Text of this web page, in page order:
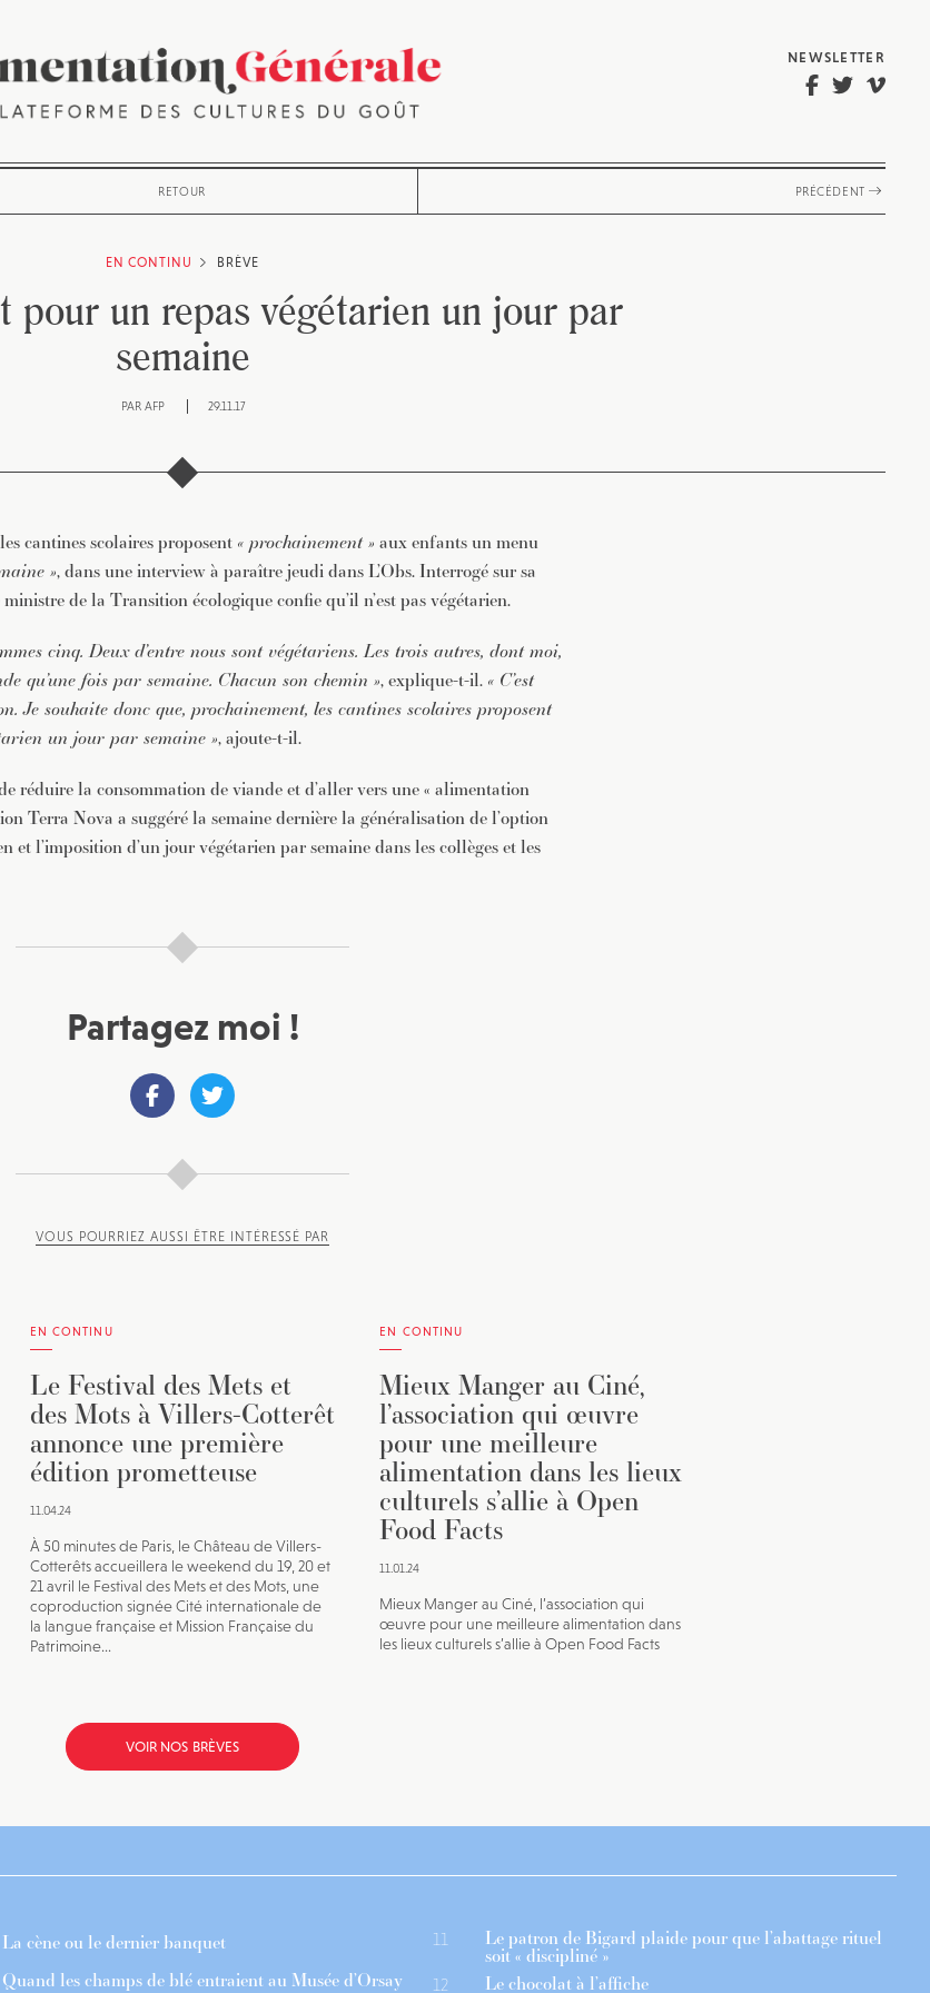
NEWSLETTER
RETOUR PRÉCÉDENT
EN CONTINU BRÈVE
pour un repas végétarien un jour par
semaine
PAR AFP 29.11.17
cantines scolaires proposent « prochainement » aux enfants un menu
», dans une interview à paraître jeudi dans L’Obs. Interrogé sur sa
de la Transition écologique confie qu’il n’est pas végétarien.
cinq. Deux d’entre nous sont végétariens. Les trois autres, dont moi,
qu’une fois par semaine. Chacun son chemin », explique-t-il. « C’est
Je souhaite donc que, prochainement, les cantines scolaires proposent
un jour par semaine », ajoute-t-il.
réduire la consommation de viande et d’aller vers une « alimentation
Terra Nova a suggéré la semaine dernière la généralisation de l’option
et l’imposition d’un jour végétarien par semaine dans les collèges et les
Partagez moi !
VOUS POURRIEZ AUSSI ÊTRE INTÉRESSÉ PAR
EN CONTINU
Le Festival des Mets et
des Mots à Villers-Cotterêt
annonce une première
édition prometteuse
11.04.24
À 50 minutes de Paris, le Château de Villers-
Cotterêts accueillera le weekend du 19, 20 et
21 avril le Festival des Mets et des Mots, une
coproduction signée Cité internationale de
la langue française et Mission Française du
Patrimoine...
EN CONTINU
Mieux Manger au Ciné,
l’association qui œuvre
pour une meilleure
alimentation dans les lieux
culturels s’allie à Open
Food Facts
11.01.24
Mieux Manger au Ciné, l’association qui
œuvre pour une meilleure alimentation dans
les lieux culturels s’allie à Open Food Facts
VOIR NOS BRÈVES
La cène ou le dernier banquet
Quand les champs de blé entraient au Musée d’Orsay
11 Le patron de Bigard plaide pour que l’abattage rituel
soit « discipliné »
12 Le chocolat à l’affiche